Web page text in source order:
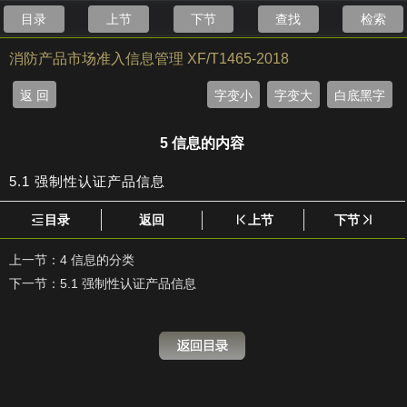
目录 上节 下节 查找 检索
消防产品市场准入信息管理 XF/T1465-2018
返 回 字变小 字变大 白底黑字
5 信息的内容
5.1 强制性认证产品信息
目录 返回 上节 下节
上一节： 4 信息的分类
下一节： 5.1 强制性认证产品信息